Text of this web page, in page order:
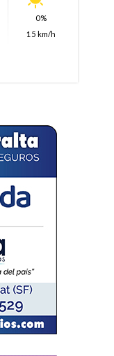
0%
15 km/h